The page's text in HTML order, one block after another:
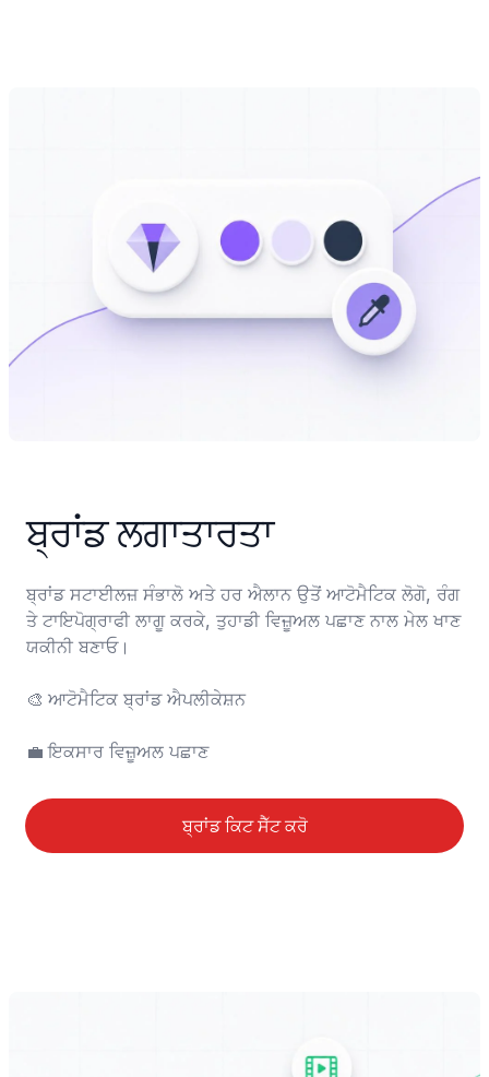
ਬ੍ਰਾਂਡ ਲਗਾਤਾਰਤਾ
ਬ੍ਰਾਂਡ ਸਟਾਈਲਜ਼ ਸੰਭਾਲੋ ਅਤੇ ਹਰ ਐਲਾਨ ਉਤੋਂ ਆਟੋਮੈਟਿਕ ਲੋਗੋ, ਰੰਗ
ਤੇ ਟਾਇਪੋਗ੍ਰਾਫੀ ਲਾਗੂ ਕਰਕੇ, ਤੁਹਾਡੀ ਵਿਜ਼ੂਅਲ ਪਛਾਣ ਨਾਲ ਮੇਲ ਖਾਣ
ਯਕੀਨੀ ਬਣਾਓ।
🎨	ਆਟੋਮੈਟਿਕ ਬ੍ਰਾਂਡ ਐਪਲੀਕੇਸ਼ਨ
💼	ਇਕਸਾਰ ਵਿਜ਼ੂਅਲ ਪਛਾਣ
ਬ੍ਰਾਂਡ ਕਿਟ ਸੈੱਟ ਕਰੋ